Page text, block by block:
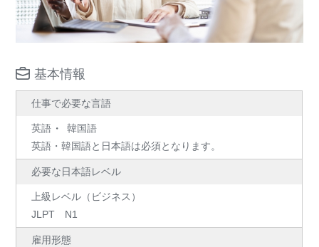
基本情報
仕事で必要な言語
英語
韓国語
英語・韓国語と日本語は必須となります。
必要な日本語レベル
上級レベル（ビジネス）
JLPT N1
雇用形態